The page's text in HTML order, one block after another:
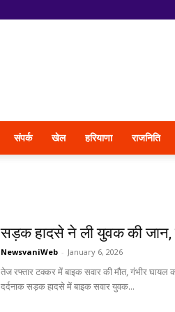
संपर्क खेल हरियाणा राजनिति
सड़क हादसे ने ली युवक की
NewsvaniWeb - January 6, 2026
तेज रफ्तार टक्कर में बाइक सवार की मौत, गंभीर घायल
दर्दनाक सड़क हादसे में बाइक सवार युवक...